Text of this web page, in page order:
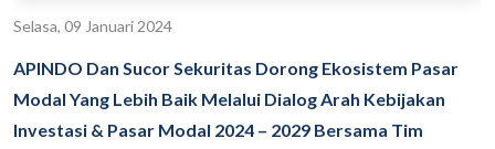
Selasa, 09 Januari 2024
APINDO Dan Sucor Sekuritas Dorong Ekosistem Pasar
Modal Yang Lebih Baik Melalui Dialog Arah Kebijakan
Investasi & Pasar Modal 2024 – 2029 Bersama Tim